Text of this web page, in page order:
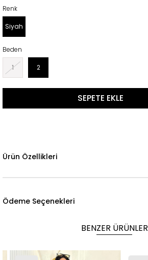
Renk
Siyah
Beden
1 2
Ürün Özellikleri
Ödeme Seçenekleri
BENZER ÜRÜNLER